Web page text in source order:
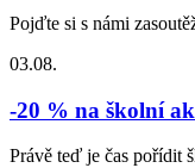
Pojďte si s námi
03.08.
-20 % na školní
Právě teď je čas pořídit